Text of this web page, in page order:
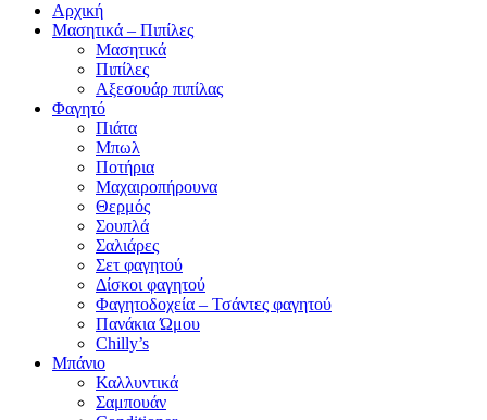
Αρχική
Μασητικά – Πιπίλες
Μασητικά
Πιπίλες
Αξεσουάρ πιπίλας
Φαγητό
Πιάτα
Μπωλ
Ποτήρια
Μαχαιροπήρουνα
Θερμός
Σουπλά
Σαλιάρες
Σετ φαγητού
Δίσκοι φαγητού
Φαγητοδοχεία – Τσάντες φαγητού
Πανάκια Ώμου
Chilly’s
Μπάνιο
Καλλυντικά
Σαμπουάν